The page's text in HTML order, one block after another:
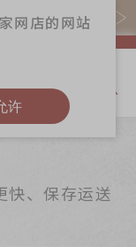
赏钱($5=1分)
更多
华工作坊
快、保存运送
网店的网站
许